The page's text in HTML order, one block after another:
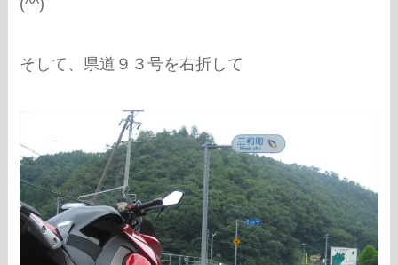
(^^)
そして、県道９３号を右折して